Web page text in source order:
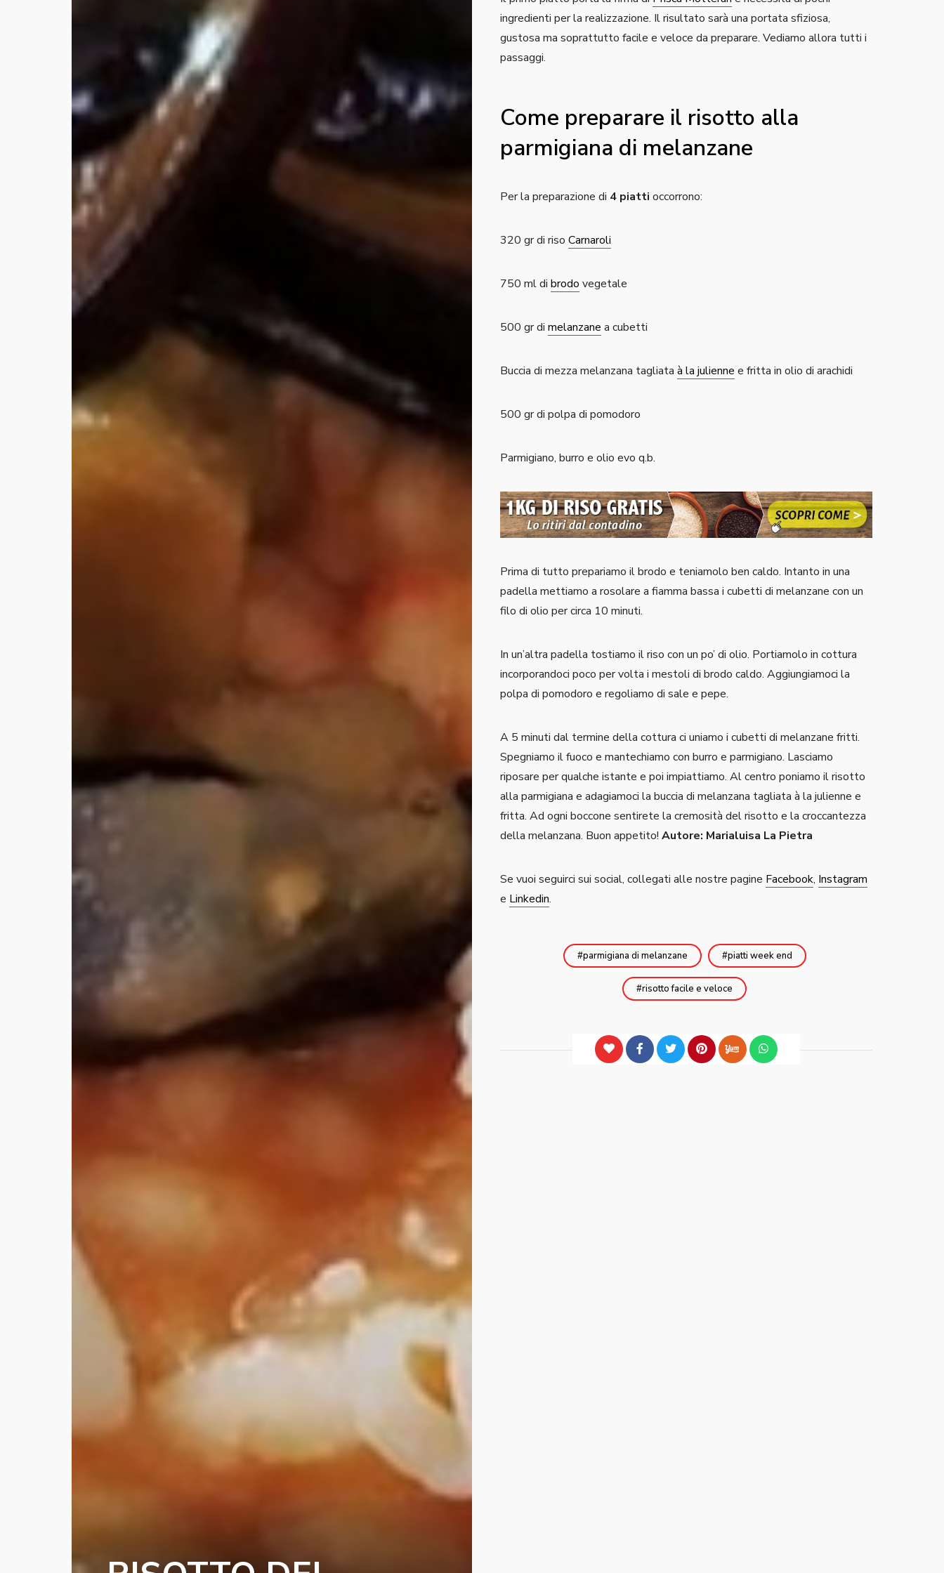
ingredienti per la realizzazione. Il risultato sarà una portata sfiziosa,
gustosa ma soprattutto facile e veloce da preparare. Vediamo allora tutti i
passaggi.
Come preparare il risotto alla
parmigiana di melanzane
Per la preparazione di 4 piatti occorrono:
320 gr di riso Carnaroli
750 ml di brodo vegetale
500 gr di melanzane a cubetti
Buccia di mezza melanzana tagliata à la julienne e fritta in olio di arachidi
500 gr di polpa di pomodoro
Parmigiano, burro e olio evo q.b.
Prima di tutto prepariamo il brodo e teniamolo ben caldo. Intanto in una
padella mettiamo a rosolare a fiamma bassa i cubetti di melanzane con un
filo di olio per circa 10 minuti.
In un’altra padella tostiamo il riso con un po’ di olio. Portiamolo in cottura
incorporandoci poco per volta i mestoli di brodo caldo. Aggiungiamoci la
polpa di pomodoro e regoliamo di sale e pepe.
A 5 minuti dal termine della cottura ci uniamo i cubetti di melanzane fritti.
Spegniamo il fuoco e mantechiamo con burro e parmigiano. Lasciamo
riposare per qualche istante e poi impiattiamo. Al centro poniamo il risotto
alla parmigiana e adagiamoci la buccia di melanzana tagliata à la julienne e
fritta. Ad ogni boccone sentirete la cremosità del risotto e la croccantezza
della melanzana. Buon appetito! Autore: Marialuisa La Pietra
Se vuoi seguirci sui social, collegati alle nostre pagine Facebook, Instagram
e Linkedin.
parmigiana di melanzane piatti week end
risotto facile e veloce